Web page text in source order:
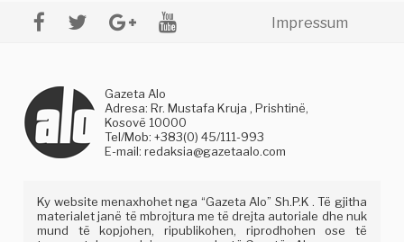
Impressum
Gazeta Alo
Adresa: Rr. Mustafa Kruja , Prishtinë,
Kosovë 10000
Tel/Mob: +383(0) 45/111-993
E-mail:redaksia@gazetaalo.com
Ky website menaxhohet nga “Gazeta Alo” Sh.P.K . Të gjitha
materialet janë të mbrojtura me të drejta autoriale dhe nuk
mund të kopjohen, ripublikohen, riprodhohen ose të